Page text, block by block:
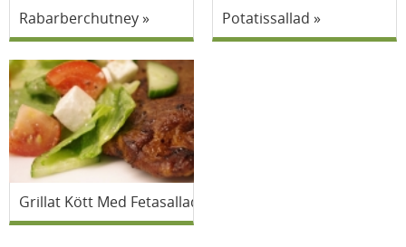
Rabarberchutney Potatissallad
Grillat Kött Med Fetasallad